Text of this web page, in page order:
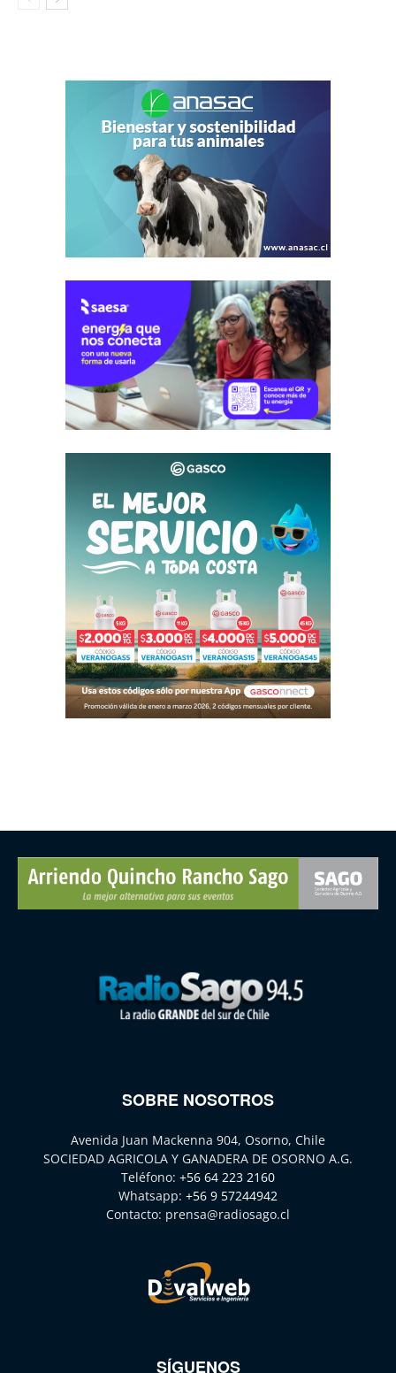
SOBRE NOSOTROS
Avenida Juan Mackenna 904, Osorno, Chile
SOCIEDAD AGRICOLA Y GANADERA DE OSORNO A.G.
Teléfono: +56 64 223 2160
Whatsapp: +56 9 57244942
Contacto: prensa@radiosago.cl
SÍGUENOS